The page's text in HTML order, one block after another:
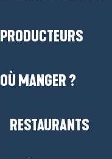
PRODUCTEURS
OÙ MANGER ?
RESTAURANTS